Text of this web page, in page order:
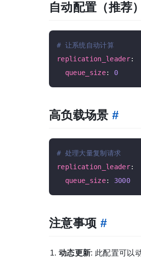
自动配置（推荐）
# 让系统自动计算
replication_leader:
queue_size: 0
高负载场景 #
# 处理大量复制请求
replication_leader:
queue_size: 3000
注意事项 #
动态更新: 此配置可以